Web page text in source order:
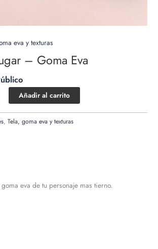
eva y texturas
– Goma Eva
Añadir al carrito
,Tela, goma eva y texturas
eva de tu personaje mas tierno.